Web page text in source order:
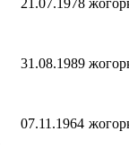
21.07.1978
31.08.1989
07.11.1964